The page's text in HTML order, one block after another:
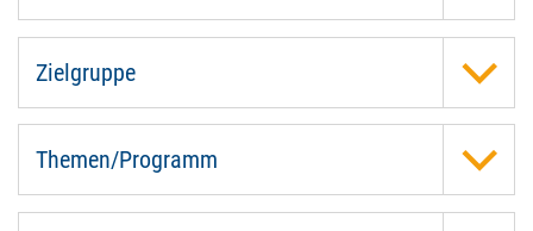
Zielgruppe
Themen/Programm